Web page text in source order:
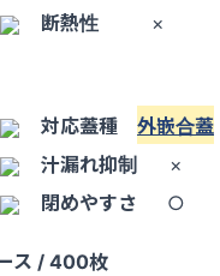
断熱性
×
対応蓋種 外嵌合蓋
汁漏れ抑制
×
閉めやすさ
○
ス / 400枚